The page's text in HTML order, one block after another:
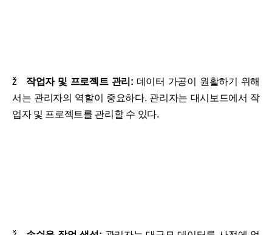
ž 작업자 및 프로젝트 관리: 데이터 가공이 원활하기 위해
서는 관리자의 역할이 중요하다. 관리자는 대시보드에서 작
업자 및 프로젝트를 관리할 수 있다.